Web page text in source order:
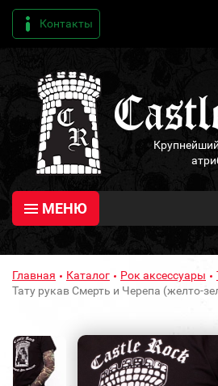
Контакты
МЕНЮ
Главная Каталог Рок аксессуары
Тату рукав Смерть и Черепа (желто-